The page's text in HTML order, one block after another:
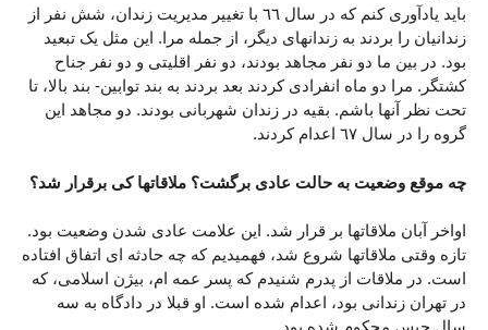
باید یادآوری کنم که در سال ٦٦ با تغییر مدیریت زندان، شش نفر از
زندانیان را بردند به زندانهای دیگر، از جمله مرا. این مثل یک تبعید
بود. در بین ما دو نفر مجاهد بودند، دو نفر اقلیتی و دو نفر جناح
کشتگر. مرا دو ماه انفرادی کردند بعد بردند به بند توابین- بند بالا، تا
تحت نظر آنها باشم. بقیه در زندان شهربانی بودند. دو مجاهد این
گروه را در سال ٦٧ اعدام کردند.
چه موقع وضعیت به حالت عادی برگشت؟ ملاقاتها کی برقرار شد؟
اواخر آبان ملاقاتها بر قرار شد. این علامت عادی شدن وضعیت بود.
تازه وقتی ملاقاتها شروع شد، فهمیدیم که چه حادثه ای اتفاق افتاده
است. در ملاقات از پدرم شنیدم که پسر عمه ام، بیژن اسلامی، که
در تهران زندانی بود، اعدام شده است. او قبلا در دادگاه به سه